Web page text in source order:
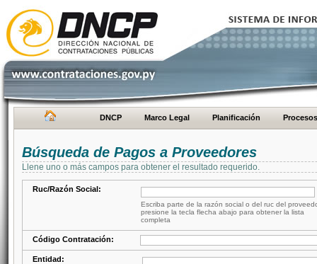
DNCP Marco Legal Planificación Procesos
Búsqueda de Pagos a Proveedores
Llene uno o más campos para obtener el resultado requerido.
Ruc/Razón Social:
Escriba parte de la razón social o del ruc del
presione la tecla flecha abajo para obtener la lista
completa
Código Contratación:
Entidad: